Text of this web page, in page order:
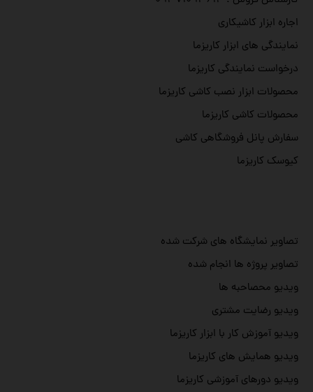
تصاویر نمایشگاه های شرکت شده
تصاویر پروژه ها انجام شده
ویدیو محصاحبه ها
ویدیو رضایت مشتری
ویدیو آموزش کار با ابزار کاریزما
ویدیو همایش های کاریزما
ویدیو دورهای آموزشی کاریزما
اجاره ابزار کاشیکاری
نمایندگی های ابزار کاریزما
درخواست نمایندگی کاریزما
محصولات ابزار نصب کاشی کاریزما
محصولات کاشی کاریزما
سفارش پانل فروشگاهی کاشی
کیوسک کاریزما